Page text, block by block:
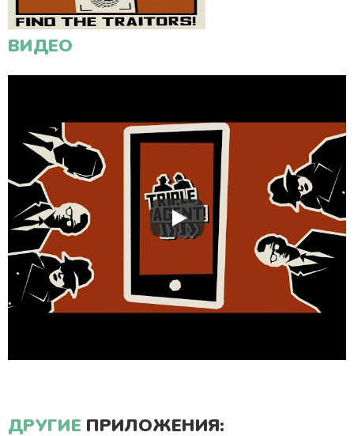
ВИДЕО
ДРУГИЕ ПРИЛОЖЕНИЯ: